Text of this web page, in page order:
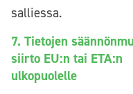
salliessa.
7. Tietojen
siirto EU:n tai ETA:n
ulkopuolelle